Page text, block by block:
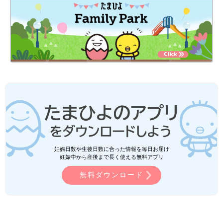
妊娠日数や生後日数に合った情報を毎日お届け
妊娠中から産後まで長く使える無料アプリ
無料ダウンロード